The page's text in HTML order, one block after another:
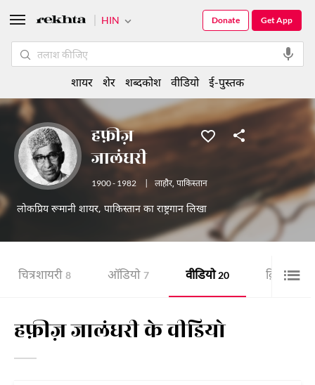
हफ़ीज़
जालंधरी
1900 - 1982 लाहौर, पाकिस्तान
लोकप्रिय रूमानी शायर, पाकिस्तान का राष्ट्रगान लिखा
चित्र शायरी 8 ऑडियो 7 वीडियो 20 क़ितआ 20
हफ़ीज़ जालंधरी के वीडियो
HIN Get App
Donate
शायर शेर शब्दकोश वीडियो ई-पुस्तक